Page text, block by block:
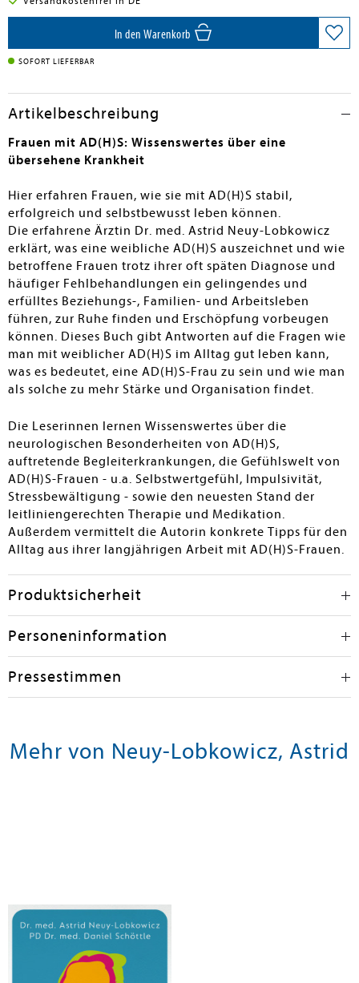
In den Warenkorb
SOFORT LIEFERBAR
Artikelbeschreibung
Frauen mit AD(H)S: Wissenswertes über eine
übersehene Krankheit
Hier erfahren Frauen, wie sie mit AD(H)S stabil,
erfolgreich und selbstbewusst leben können.
Die erfahrene Ärztin Dr. med. Astrid Neuy-Lobkowicz
erklärt, was eine weibliche AD(H)S auszeichnet und wie
betroffene Frauen trotz ihrer oft späten Diagnose und
häufiger Fehlbehandlungen ein gelingendes und
erfülltes Beziehungs-, Familien- und Arbeitsleben
führen, zur Ruhe finden und Erschöpfung vorbeugen
können. Dieses Buch gibt Antworten auf die Fragen wie
man mit weiblicher AD(H)S im Alltag gut leben kann,
was es bedeutet, eine AD(H)S-Frau zu sein und wie man
als solche zu mehr Stärke und Organisation findet.
Die Leserinnen lernen Wissenswertes über die
neurologischen Besonderheiten von AD(H)S,
auftretende Begleiterkrankungen, die Gefühlswelt von
AD(H)S-Frauen - u.a. Selbstwertgefühl, Impulsivität,
Stressbewältigung - sowie den neuesten Stand der
leitliniengerechten Therapie und Medikation.
Außerdem vermittelt die Autorin konkrete Tipps für den
Alltag aus ihrer langjährigen Arbeit mit AD(H)S-Frauen.
Produktsicherheit
Personeninformation
Pressestimmen
Mehr von Neuy-Lobkowicz, Astrid